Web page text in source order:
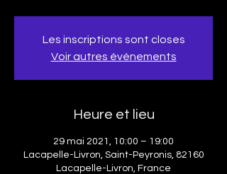
Les inscriptions sont closes
Voir autres événements
Heure et lieu
29 mai 2021, 10:00 – 19:00
Lacapelle-Livron, Saint-Peyronis, 82160
Lacapelle-Livron, France